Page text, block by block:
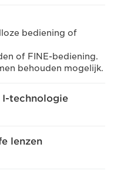
bediening of
of FINE-bediening.
behouden mogelijk.
I-technologie
lenzen